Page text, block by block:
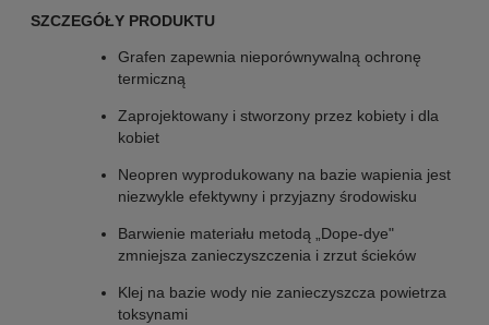
SZCZEGÓŁY PRODUKTU
Grafen zapewnia nieporównywalną ochronę
termiczną
Zaprojektowany i stworzony przez kobiety i dla
kobiet
Neopren wyprodukowany na bazie wapienia jest
niezwykle efektywny i przyjazny środowisku
Barwienie materiału metodą „Dope-dye"
zmniejsza zanieczyszczenia i zrzut ścieków
Klej na bazie wody nie zanieczyszcza powietrza
toksynami